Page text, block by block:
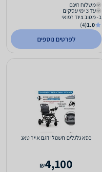
משלוח חינם
עד 3 ימי עסקים
ב- מטוב ציוד רפואי
1.0
(4)
לפרטים נוספים
כסא גלגלים חשמלי דגם אייר טאג
4,100
₪